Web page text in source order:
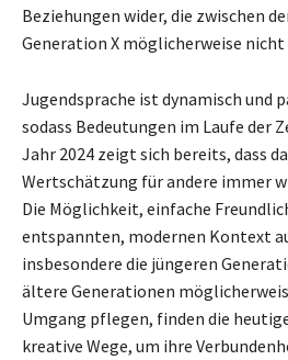
Beziehungen wider, die zwischen
Generation X möglicherweise
Jugendsprache ist dynamisch und
sodass Bedeutungen im Laufe der
Jahr 2024 zeigt sich bereits, dass
Wertschätzung für andere immer
Die Möglichkeit, einfache
entspannten, modernen Kontext
insbesondere die jüngeren
ältere Generationen
Umgang pflegen, finden die
kreative Wege, um ihre